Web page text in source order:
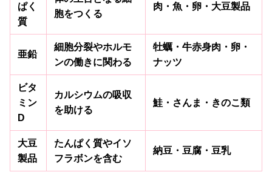
ぱく
質
胞をつくる
肉・魚・卵・大豆製品
亜鉛
細胞分裂やホルモ
ンの働きに関わる
牡蠣・牛赤身肉・卵・
ナッツ
ビタ
ミン
D
カルシウムの吸収
を助ける
鮭・さんま・きのこ類
大豆
製品
たんぱく質やイソ
フラボンを含む
納豆・豆腐・豆乳